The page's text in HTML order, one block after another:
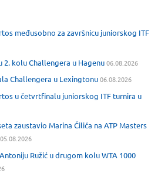
međusobno za završnicu juniorskog ITF
2. kolu Challengera u Hagenu06.08.2026
Challengera u Lexingtonu06.08.2026
u četvrtfinalu juniorskog ITF turnira u
zaustavio Marina Čilića na ATP Masters
05.08.2026
Ružić u drugom kolu WTA 1000